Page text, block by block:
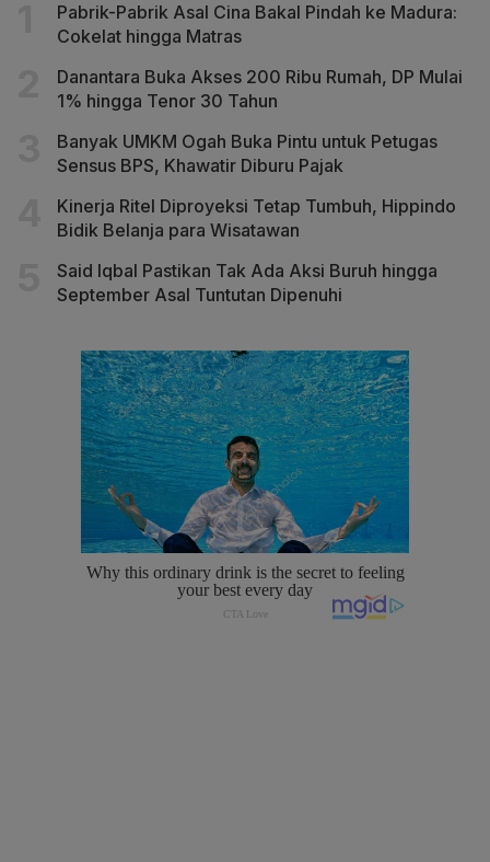
Pabrik-Pabrik Asal Cina Bakal Pindah ke Madura:
Cokelat hingga Matras
Danantara Buka Akses 200 Ribu Rumah, DP Mulai
1% hingga Tenor 30 Tahun
Banyak UMKM Ogah Buka Pintu untuk Petugas
Sensus BPS, Khawatir Diburu Pajak
Kinerja Ritel Diproyeksi Tetap Tumbuh, Hippindo
Bidik Belanja para Wisatawan
Said Iqbal Pastikan Tak Ada Aksi Buruh hingga
September Asal Tuntutan Dipenuhi